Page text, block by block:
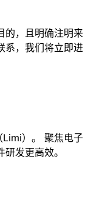
的，且明确注明来
系，我们将立即进
）。 聚焦电子
发更高效。